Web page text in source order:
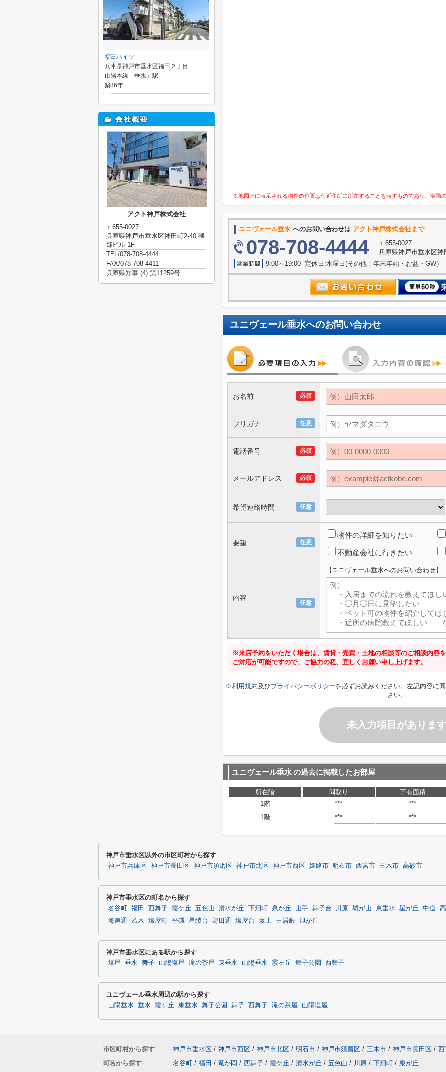
※地図上に表示される物件の位置は付近住所に所在することを表すものであり、実際
ユニヴェール垂水 へのお問い合わせは アクト神戸株式会社まで
078-708-4444
〒655-0027
兵庫県神戸市垂水区神
9:00～19:00 定休日:水曜日(その他：年末年始・お盆・GW）
ユニヴェール垂水へのお問い合わせ
必須
お名前
任意
フリガナ
必須
電話番号
必須
メールアドレス
任意
希望連絡時間
任意
要望
物件の詳細を知りたい
不動産会社に行きたい
任意
内容
【ユニヴェール垂水へのお問い合わせ】
※来店予約をいただく場合は、賃貸・売買・土地の相談等のご相談内容
ご対応が可能ですので、ご協力の程、宜しくお願い申し上げます。
※利用規約及びプライバシーポリシーを必ずお読みください。左記内容に
さい。
未入力項目があります
ユニヴェール垂水の過去に掲載したお部屋
所在階 間取り
専有面積
1階
***
***
1階
*** ***
福田ハイツ
兵庫県神戸市垂水区福田２丁目
山陽本線「垂水」駅
築36年
アクト神戸株式会社
〒655-0027
兵庫県神戸市垂水区神田町2-40 磯
部ビル 1F
TEL/078-708-4444
FAX/078-708-4411
兵庫県知事 (4) 第11259号
神戸市垂水区以外の市区町村から探す
神戸市兵庫区 神戸市長田区 神戸市須磨区 神戸市北区 神戸市西区 姫路市 明石市 西宮市 三木市 高砂市
神戸市垂水区の町名から探す
名谷町 福田 西舞子 霞ケ丘 五色山 清水が丘 下畑町 泉が丘 山手 舞子台 川原 城が山 東垂水 星が丘 中道
海岸通
乙木 塩屋町 平磯 星陵台 野田通 塩屋台 坂上 王居殿 旭が丘
神戸市垂水区にある駅から探す
塩屋 垂水 舞子 山陽塩屋 滝の茶屋 東垂水 山陽垂水 霞ヶ丘 舞子公園 西舞子
ユニヴェール垂水周辺の駅から探す
山陽垂水 垂水 霞ヶ丘 東垂水 舞子公園 舞子 西舞子 滝の茶屋 山陽塩屋
市区町村から探す 神戸市垂水区 / 神戸市西区 / 神戸市北区 / 明石市 / 神戸市須磨区 / 三木市 / 神戸市長田区 / 西
町名から探す
名谷町 / 福田 / 竜が岡 / 西舞子 / 霞ケ丘 / 清水が丘 / 五色山 / 川原 / 下畑町 / 泉が丘